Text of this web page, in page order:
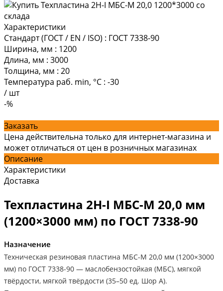
Характеристики
Стандарт (ГОСТ / EN / ISO) : ГОСТ 7338-90
Ширина, мм : 1200
Длина, мм : 3000
Толщина, мм : 20
Температура раб. min, °C : -30
/ шт
-%
Заказать
Цена действительна только для интернет-магазина и
может отличаться от цен в розничных магазинах
Описание
Характеристики
Доставка
Техпластина 2Н-I МБС-М 20,0 мм
(1200×3000 мм) по ГОСТ 7338-90
Назначение
Техническая резиновая пластина МБС-М 20,0 мм (1200×3000
мм) по ГОСТ 7338-90 — маслобензостойкая (МБС), мягкой
твёрдости, мягкой твёрдости (35–50 ед. Шор А).